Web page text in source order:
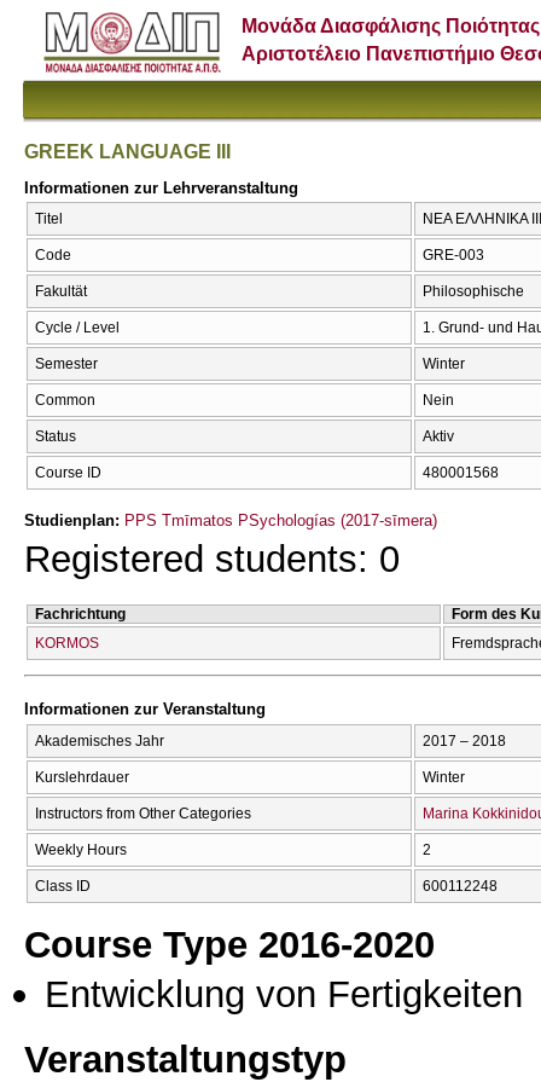
Μονάδα Διασφάλισης Ποιότητας
Αριστοτέλειο Πανεπιστήμιο
GREEK LANGUAGE III
Informationen zur Lehrveranstaltung
Titel ΝΕΑ ΕΛΛΗΝΙΚΑ
Code GRE-003
Fakultät Philosophische
Cycle / Level 1. Grund- und
Semester Winter
Common Nein
Status Aktiv
Course ID 480001568
Studienplan: PPS Tmīmatos PSychologías (2017-sīmera)
Registered students: 0
Fachrichtung
Form des
KORMOS
Informationen zur Veranstaltung
Akademisches Jahr 2017 – 2018
Kurslehrdauer Winter
Instructors from Other Categories Marina
Weekly Hours 2
Class ID 600112248
Course Type 2016-2020
Entwicklung von Fertigkeiten
Veranstaltungstyp